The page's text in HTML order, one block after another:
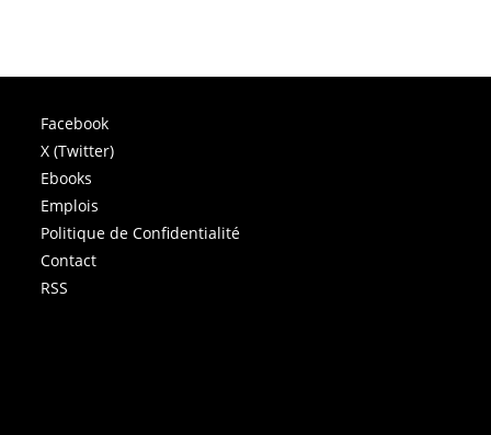
Facebook
X (Twitter)
Ebooks
Emplois
Politique de Confidentialité
Contact
RSS